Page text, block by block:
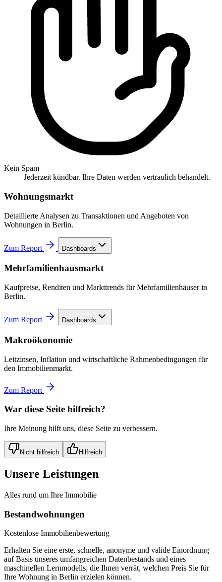
Kein Spam
Jederzeit kündbar. Ihre Daten werden vertraulich behandelt.
Wohnungsmarkt
Detaillierte Analysen zu Transaktionen und Angeboten von
Wohnungen in Berlin.
Zum Report Dashboards
Mehrfamilienhausmarkt
Kaufpreise, Renditen und Markttrends für Mehrfamilienhäuser in
Berlin.
Zum Report Dashboards
Makroökonomie
Leitzinsen, Inflation und wirtschaftliche Rahmenbedingungen für
den Immobilienmarkt.
Zum Report
War diese Seite hilfreich?
Ihre Meinung hilft uns, diese Seite zu verbessern.
Nicht hilfreich Hilfreich
Unsere Leistungen
Alles rund um Ihre Immobilie
Bestandwohnungen
Kostenlose Immobilienbewertung
Erhalten Sie eine erste, schnelle, anonyme und valide Einordnung
auf Basis unseres umfangreichen Datenbestands und eines
maschinellen Lernmodells, die Ihnen verrät, welchen Preis Sie für
Ihre Wohnung in Berlin erzielen können.